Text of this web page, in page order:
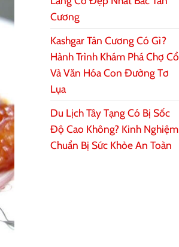
Cương
Kashgar Tân Cương Có Gì?
Hành Trình Khám Phá Chợ Cổ
Và Văn Hóa Con Đường Tơ
Lụa
Du Lịch Tây Tạng Có Bị Sốc
Độ Cao Không? Kinh Nghiệm
Chuẩn Bị Sức Khỏe An Toàn